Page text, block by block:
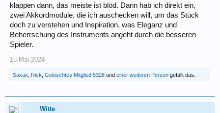
klappen dann, das meiste ist blöd. Dann hab ich direkt ein,
zwei Akkordmodule, die ich auschecken will, um das Stück
doch zu verstehen und Inspiration, was Eleganz und
Beherrschung des Instruments angeht durch die besseren
Spieler.
15.Mai.2024
Saxax Rick Gelöschtes Mitglied 5328 und einer weiteren Person gefällt das.
Witte